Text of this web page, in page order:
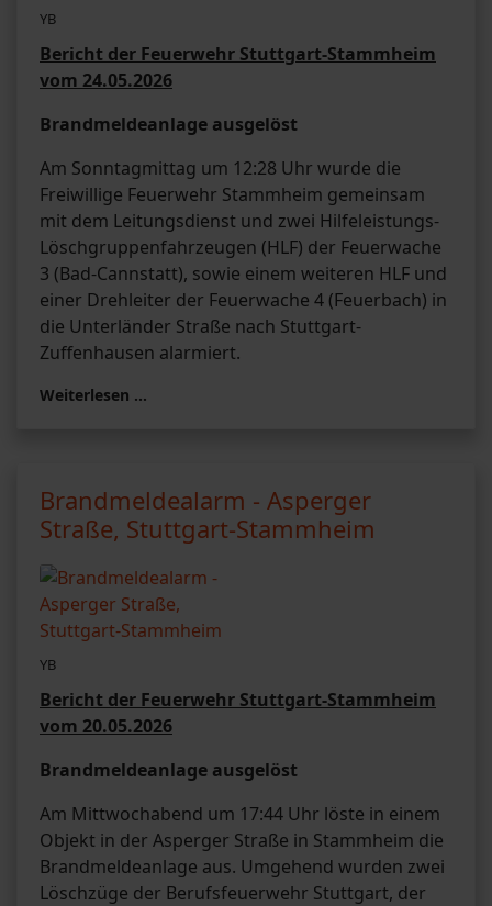
YB
Bericht der Feuerwehr Stuttgart-Stammheim
vom 24.05.2026
Brandmeldeanlage ausgelöst
Am Sonntagmittag um 12:28 Uhr wurde die
Freiwillige Feuerwehr Stammheim gemeinsam
mit dem Leitungsdienst und zwei Hilfeleistungs-
Löschgruppenfahrzeugen (HLF) der Feuerwache
3 (Bad-Cannstatt), sowie einem weiteren HLF und
einer Drehleiter der Feuerwache 4 (Feuerbach) in
die Unterländer Straße nach Stuttgart-
Zuffenhausen alarmiert.
Weiterlesen …
Brandmeldealarm - Asperger
Straße, Stuttgart-Stammheim
YB
Bericht der Feuerwehr Stuttgart-Stammheim
vom 20.05.2026
Brandmeldeanlage ausgelöst
Am Mittwochabend um 17:44 Uhr löste in einem
Objekt in der Asperger Straße in Stammheim die
Brandmeldeanlage aus. Umgehend wurden zwei
Löschzüge der Berufsfeuerwehr Stuttgart, der